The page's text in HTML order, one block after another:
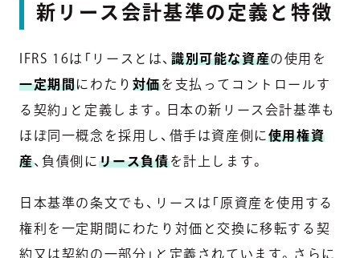
新リース会計基準の定義と特徴
IFRS 16は「リースとは、 識別可能な資産の使用を
一定期間にわたり 対価を支払ってコントロールす
る契約」と定義します。日本の新リース会計基準も
ほぼ同一概念を採用し、借手は資産側に 使用権資
産、負債側に リース負債を計上します。
日本基準の条文でも、リースは「原資産を使用する
権利を一定期間にわたり対価と交換に移転する契
約又は契約の一部分」と定義されています。さらに